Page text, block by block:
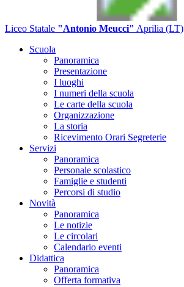
Liceo Statale "Antonio Meucci" Aprilia (LT)
Scuola
Panoramica
Presentazione
I luoghi
I numeri della scuola
Le carte della scuola
Organizzazione
La storia
Ricevimento Orari Segreterie
Servizi
Panoramica
Personale scolastico
Famiglie e studenti
Percorsi di studio
Novità
Panoramica
Le notizie
Le circolari
Calendario eventi
Didattica
Panoramica
Offerta formativa